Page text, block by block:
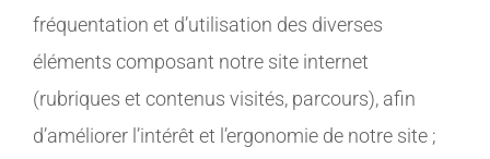
fréquentation et d’utilisation des diverses
éléments composant notre site internet
(rubriques et contenus visités, parcours), afin
d’améliorer l’intérêt et l’ergonomie de notre site ;